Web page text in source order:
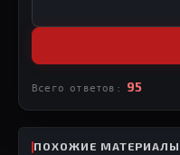
Всего ответов: 95
ПОХОЖИЕ МАТЕРИАЛЫ